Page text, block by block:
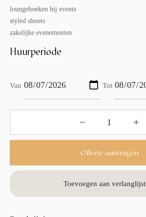
loungehoeken bij events
styled shoots
zakelijke evenementen
Huurperiode
Van Tot
Offerte aanvragen
Toevoegen aan verlanglijst